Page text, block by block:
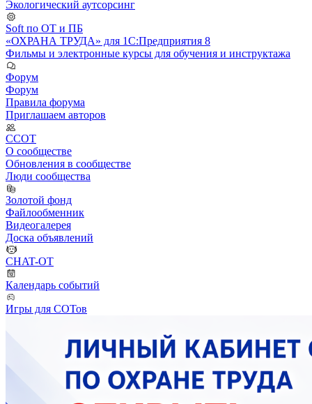
Экологический аутсорсинг
Soft по ОТ и ПБ
«ОХРАНА ТРУДА» для 1С:Предприятия 8
Фильмы и электронные курсы для обучения и инструктажа
Форум
Форум
Правила форума
Приглашаем авторов
ССОТ
О сообществе
Обновления в сообществе
Люди сообщества
Золотой фонд
Файлообменник
Видеогалерея
Доска объявлений
CHAT-OT
Календарь событий
Игры для СОТов